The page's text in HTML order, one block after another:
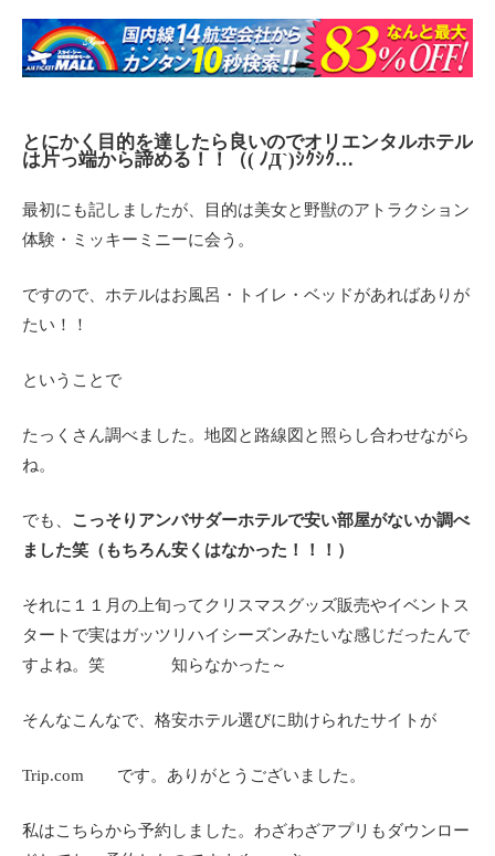
とにかく目的を達したら良いのでオリエンタルホテル
は片っ端から諦める！！（( ﾉД`)ｼｸｼｸ…
最初にも記しましたが、目的は美女と野獣のアトラクション
体験・ミッキーミニーに会う。
ですので、ホテルはお風呂・トイレ・ベッドがあればありが
たい！！
ということで
たっくさん調べました。地図と路線図と照らし合わせながら
ね。
でも、 こっそりアンバサダーホテルで安い部屋がないか調べ
ました笑（もちろん安くはなかった！！！）
それに１１月の上旬ってクリスマスグッズ販売やイベントス
タートで実はガッツリハイシーズンみたいな感じだったんで
すよね。笑 知らなかった～
そんなこんなで、格安ホテル選びに助けられたサイトが
Trip.com です。ありがとうございました。
私はこちらから予約しました。わざわざアプリもダウンロー